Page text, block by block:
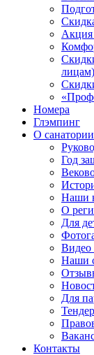
Акция
лицам)
Номера
Глэмпинг
О санатории
Год
Наши
О
Для
Видео
Наши
Для
Контакты